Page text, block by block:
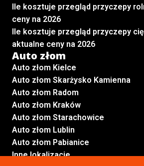
Ile kosztuje przegląd przyczepy
ceny na 2026
Ile kosztuje przegląd przyczepy
aktualne ceny na 2026
Auto złom
Auto złom Kielce
Auto złom Skarżysko Kamienna
Auto złom Radom
Auto złom Kraków
Auto złom Starachowice
Auto złom Lublin
Auto złom Pabianice
Inne lokalizacje